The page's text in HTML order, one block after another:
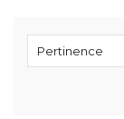
Pertinence